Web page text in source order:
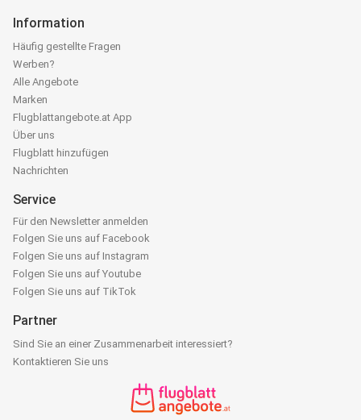
Information
Häufig gestellte Fragen
Werben?
Alle Angebote
Marken
Flugblattangebote.at App
Über uns
Flugblatt hinzufügen
Nachrichten
Service
Für den Newsletter anmelden
Folgen Sie uns auf Facebook
Folgen Sie uns auf Instagram
Folgen Sie uns auf Youtube
Folgen Sie uns auf TikTok
Partner
Sind Sie an einer Zusammenarbeit interessiert?
Kontaktieren Sie uns